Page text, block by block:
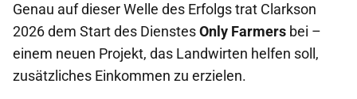
Genau auf dieser Welle des Erfolgs trat Clarkson
2026 dem Start des DienstesOnly Farmers bei –
einem neuen Projekt, das Landwirten helfen soll,
zusätzliches Einkommen zu erzielen.